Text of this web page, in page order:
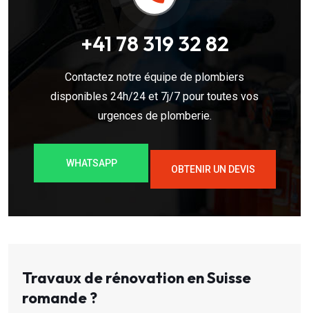
+41 78 319 32 82
Contactez notre équipe de plombiers
disponibles 24h/24 et 7j/7 pour toutes vos
urgences de plomberie.
WHATSAPP
OBTENIR UN DEVIS
Travaux de rénovation en Suisse
romande ?